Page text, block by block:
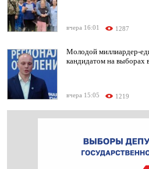
вчера 16:01 1287
Молодой миллиардер-
кандидатом на выборах
вчера 15:05 1219